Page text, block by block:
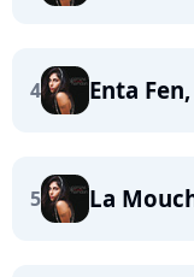
4 Enta
5 La